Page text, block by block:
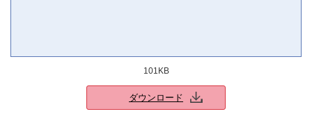
101KB
ダウンロード